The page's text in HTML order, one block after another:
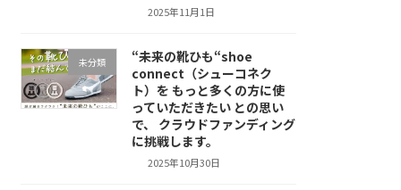
2025年11月1日
未分類
“未来の靴ひも“shoe
connect（シューコネク
ト）を もっと多くの方に使
っていただきたい との思い
で、 クラウドファンディング
に挑戦します。
2025年10月30日